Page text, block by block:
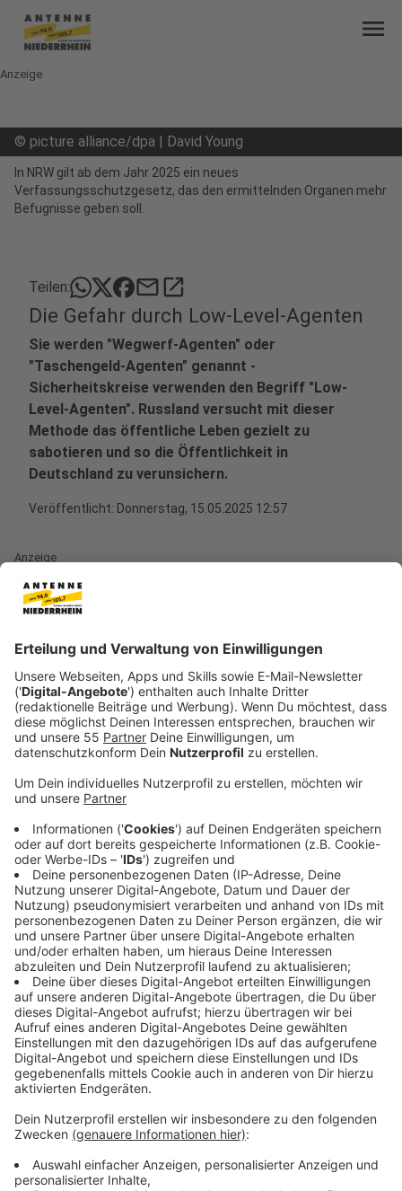
menu
Anzeige
© picture alliance/dpa | David Young
In NRW gilt ab dem Jahr 2025 ein neues
Verfassungsschutzgesetz, das den ermittelnden Organen mehr
Befugnisse geben soll.
Teilen: mailopen_in_new
Die Gefahr durch Low-Level-Agenten
Sie werden "Wegwerf-Agenten" oder
"Taschengeld-Agenten" genannt -
Sicherheitskreise verwenden den Begriff "Low-
Level-Agenten". Russland versucht mit dieser
Methode das öffentliche Leben gezielt zu
sabotieren und so die Öffentlichkeit in
Deutschland zu verunsichern.
Veröffentlicht: Donnerstag, 15.05.2025 12:57
Anzeige
lassen: In Köln, Konstanz und der Schweiz hat die
sollten im Auftrag Russlands Sprengsätze in
Päckchen verschicken, die auf dem Postweg
explodieren sollten. Solche Vorfälle sind bei uns
Deutschland kein Einzelfall:
20. Juli 2024: Am Flughafen Leipzig explodiert ein
Paket - wie durch ein Wunder außerhalb der
Frachtmaschine, die an diesem Tag Verspätung
hatte.
5. Februar 2025:Kurz vor der Bundestagswahl
wird in mehreren Bundesländern in die
Auspuffrohre von parkenden Autos Bauschaum
gesprüht.
Das sind nur zwei Beispiele, in denen die Behörden
sogenannte Low-Level-Agenten im Verdacht haben.
Jürgen Kayser, Chef des Verfassungsschutzes in NRW
sagt, dass dahinter Russland steckt. Es würden
Menschen engagiert, die keine besonderen
Vorkenntnisse benötigen: "Das sind Personen, die
angeworben werden, dort Geld bekommen für ihre
Aufträge und gar nicht unbedingt erkennen können,
dass sie jetzt direkt im Auftrag Russlands handeln."